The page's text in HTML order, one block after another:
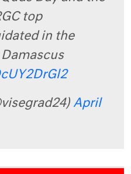
top
in the
April